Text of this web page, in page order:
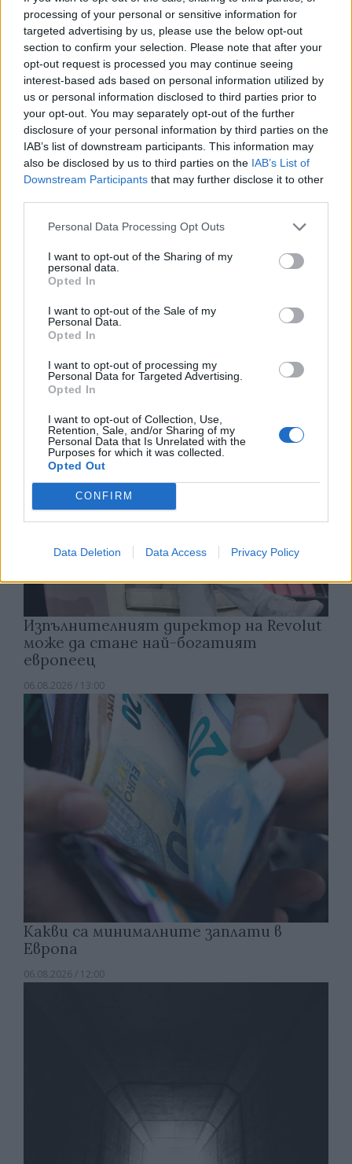
processing of your personal or sensitive information for
targeted advertising by us, please use the below opt-out
section to confirm your selection. Please note that after your
opt-out request is processed you may continue seeing
interest-based ads based on personal information utilized by
us or personal information disclosed to third parties prior to
your opt-out. You may separately opt-out of the further
disclosure of your personal information by third parties on the
IAB’s list of downstream participants. This information may
also be disclosed by us to third parties on the IAB’s List of
Downstream Participants that may further disclose it to other
Personal Data Processing Opt Outs
I want to opt-out of the Sharing of my
personal data.
Opted In
I want to opt-out of the Sale of my
Personal Data.
Opted In
I want to opt-out of processing my
Personal Data for Targeted Advertising.
Opted In
I want to opt-out of Collection, Use,
Retention, Sale, and/or Sharing of my
Personal Data that Is Unrelated with the
Purposes for which it was collected.
Opted Out
CONFIRM
Data Deletion Data Access Privacy Policy
Ню Йорк стана 14-ият щат на САЩ, в
който е разрешена евтаназията
06.08.2026 / 16:00
Спадането на Дунав принуди Румъния
да възобнови работата на въглищна
06.08.2026 / 15:30
Изпълнителният директор на Revolut
може да стане най-богатият
европеец
06.08.2026 / 13:00
Какви са минималните заплати в
Европа
06.08.2026 / 12:00